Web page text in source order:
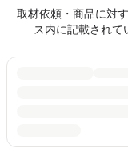
取材依頼・商品に対
ス内に記載されて